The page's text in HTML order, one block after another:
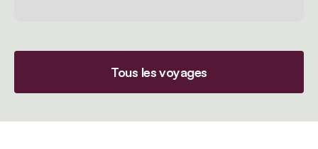
Tous les voyages